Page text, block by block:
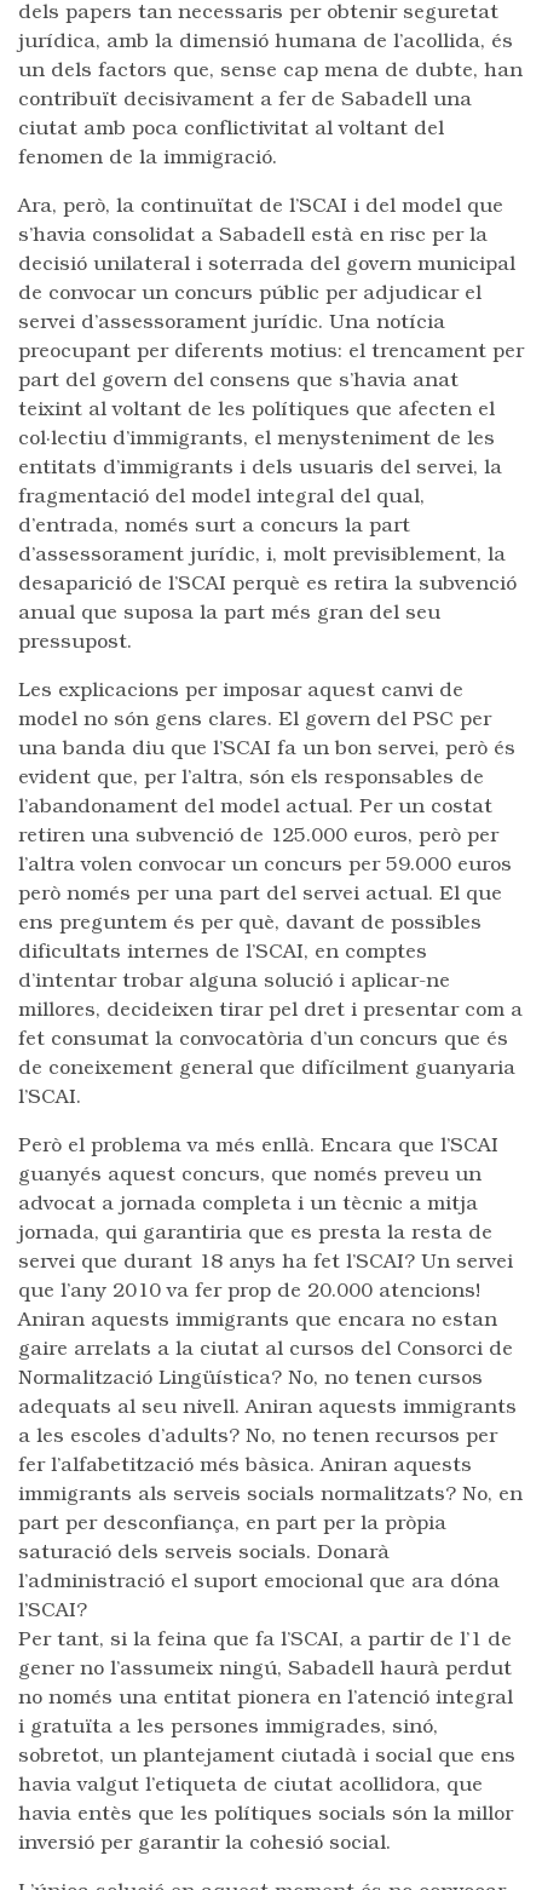
dels papers tan necessaris per obtenir seguretat
jurídica, amb la dimensió humana de l’acollida, és
un dels factors que, sense cap mena de dubte, han
contribuït decisivament a fer de Sabadell una
ciutat amb poca conflictivitat al voltant del
fenomen de la immigració.
Ara, però, la continuïtat de l’SCAI i del model que
s’havia consolidat a Sabadell està en risc per la
decisió unilateral i soterrada del govern municipal
de convocar un concurs públic per adjudicar el
servei d’assessorament jurídic. Una notícia
preocupant per diferents motius: el trencament per
part del govern del consens que s’havia anat
teixint al voltant de les polítiques que afecten el
col·lectiu d’immigrants, el menysteniment de les
entitats d’immigrants i dels usuaris del servei, la
fragmentació del model integral del qual,
d’entrada, només surt a concurs la part
d’assessorament jurídic, i, molt previsiblement, la
desaparició de l’SCAI perquè es retira la subvenció
anual que suposa la part més gran del seu
pressupost.
Les explicacions per imposar aquest canvi de
model no són gens clares. El govern del PSC per
una banda diu que l’SCAI fa un bon servei, però és
evident que, per l’altra, són els responsables de
l’abandonament del model actual. Per un costat
retiren una subvenció de 125.000 euros, però per
l’altra volen convocar un concurs per 59.000 euros
però només per una part del servei actual. El que
ens preguntem és per què, davant de possibles
dificultats internes de l’SCAI, en comptes
d’intentar trobar alguna solució i aplicar-ne
millores, decideixen tirar pel dret i presentar com a
fet consumat la convocatòria d’un concurs que és
de coneixement general que difícilment guanyaria
l’SCAI.
Però el problema va més enllà. Encara que l’SCAI
guanyés aquest concurs, que només preveu un
advocat a jornada completa i un tècnic a mitja
jornada, qui garantiria que es presta la resta de
servei que durant 18 anys ha fet l’SCAI? Un servei
que l’any 2010 va fer prop de 20.000 atencions!
Aniran aquests immigrants que encara no estan
gaire arrelats a la ciutat al cursos del Consorci de
Normalització Lingüística? No, no tenen cursos
adequats al seu nivell. Aniran aquests immigrants
a les escoles d’adults? No, no tenen recursos per
fer l’alfabetització més bàsica. Aniran aquests
immigrants als serveis socials normalitzats? No, en
part per desconfiança, en part per la pròpia
saturació dels serveis socials. Donarà
l’administració el suport emocional que ara dóna
l’SCAI?
Per tant, si la feina que fa l’SCAI, a partir de l’1 de
gener no l’assumeix ningú, Sabadell haurà perdut
no només una entitat pionera en l’atenció integral
i gratuïta a les persones immigrades, sinó,
sobretot, un plantejament ciutadà i social que ens
havia valgut l’etiqueta de ciutat acollidora, que
havia entès que les polítiques socials són la millor
inversió per garantir la cohesió social.